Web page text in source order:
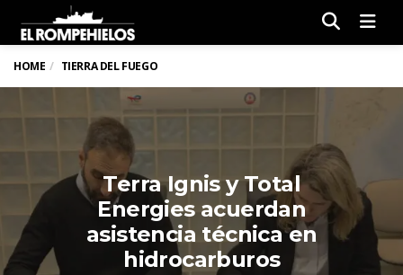
HOME TIERRA DEL FUEGO
Terra Ignis y Total
Energies acuerdan
asistencia técnica en
hidrocarburos